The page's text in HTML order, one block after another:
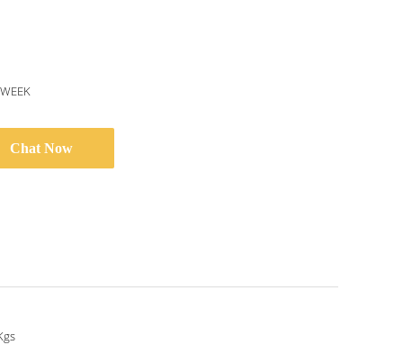
Chat Now